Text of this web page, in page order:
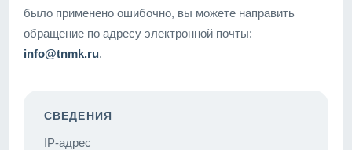
было применено ошибочно, вы можете направить
обращение по адресу электронной почты:
info@tnmk.ru.
СВЕДЕНИЯ
IP-адрес